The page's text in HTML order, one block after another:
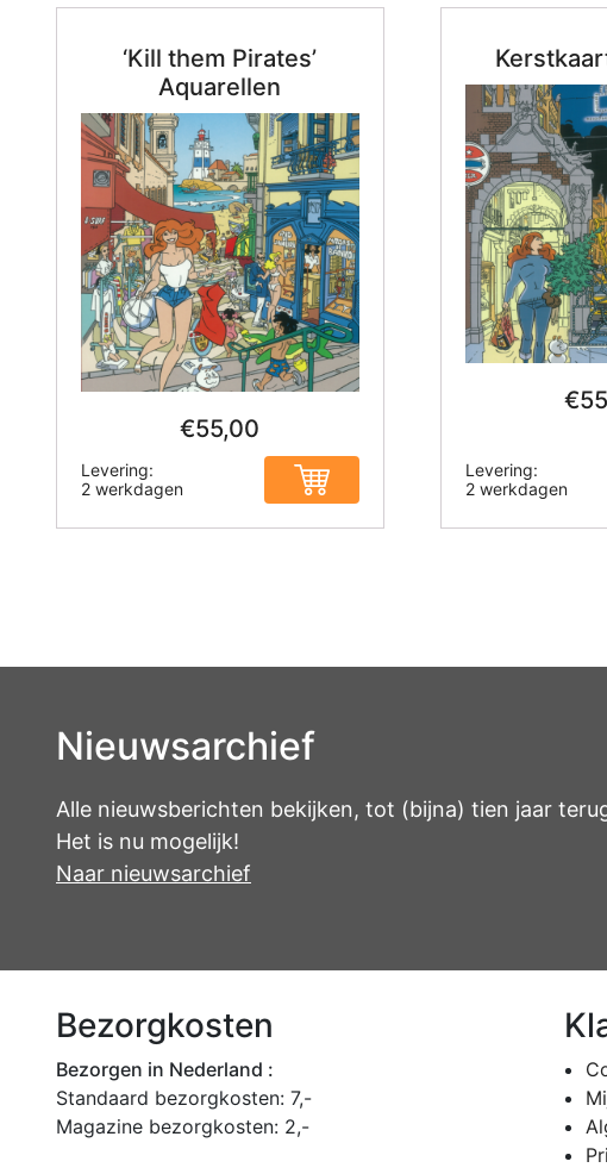
‘Kill them Pirates’
Aquarellen
€55,00
Levering:
2 werkdagen
€
Levering:
2 werkdagen
Nieuwsarchief
Alle nieuwsberichten bekijken, tot (bijna) tien jaar
Het is nu mogelijk!
Naar nieuwsarchief
Bezorgkosten
Bezorgen in Nederland :
Standaard bezorgkosten: 7,-
Magazine bezorgkosten: 2,-